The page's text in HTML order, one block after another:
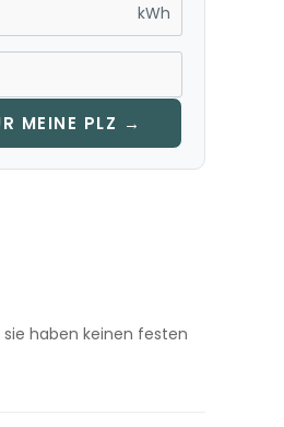
kWh
MEINE PLZ →
sie haben keinen festen